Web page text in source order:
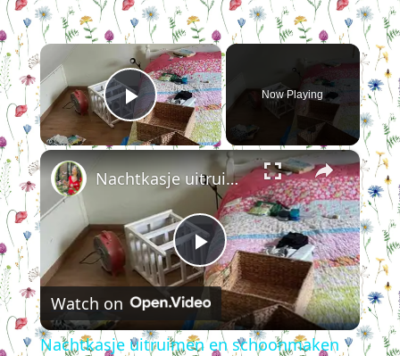
×
Play Video
Now Playing
×
Play
Video
Nachtkasje uitruimen en schoonmaken
Watch on
Nachtkasje uitruimen en schoonmaken